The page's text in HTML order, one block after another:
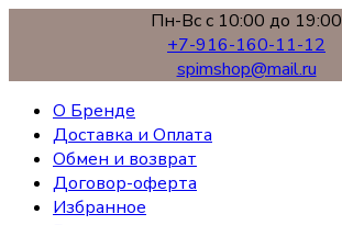
Пн-Вс с 10:00 до 19:00
+7-916-160-11-12
spimshop@mail.ru
О Бренде
Доставка и Оплата
Обмен и возврат
Договор-оферта
Избранное